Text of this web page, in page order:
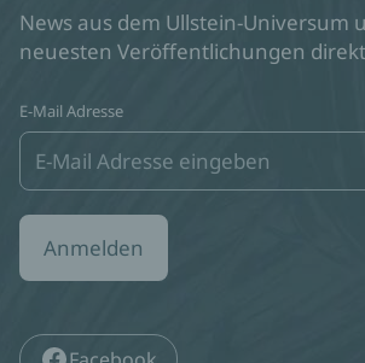
News aus dem Ullstein-Universum
neuesten Veröffentlichungen
E-Mail Adresse
Anmelden